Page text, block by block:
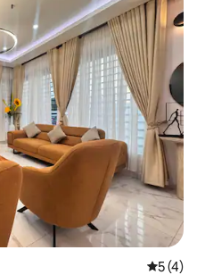
5 (4)